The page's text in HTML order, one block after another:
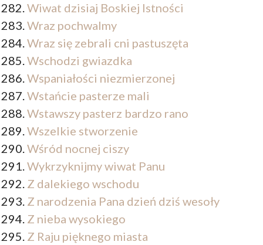
Wiwat dzisiaj Boskiej Istności
Wraz pochwalmy
Wraz się zebrali cni pastuszęta
Wschodzi gwiazdka
Wspaniałości niezmierzonej
Wstańcie pasterze mali
Wstawszy pasterz bardzo rano
Wszelkie stworzenie
Wśród nocnej ciszy
Wykrzyknijmy wiwat Panu
Z dalekiego wschodu
Z narodzenia Pana dzień dziś wesoły
Z nieba wysokiego
Z Raju pięknego miasta